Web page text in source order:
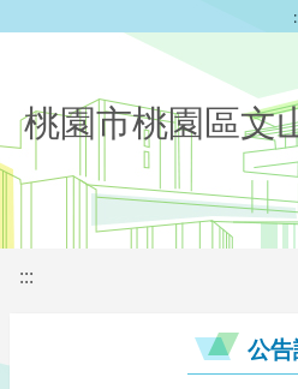
桃園市桃園區文
:::
公